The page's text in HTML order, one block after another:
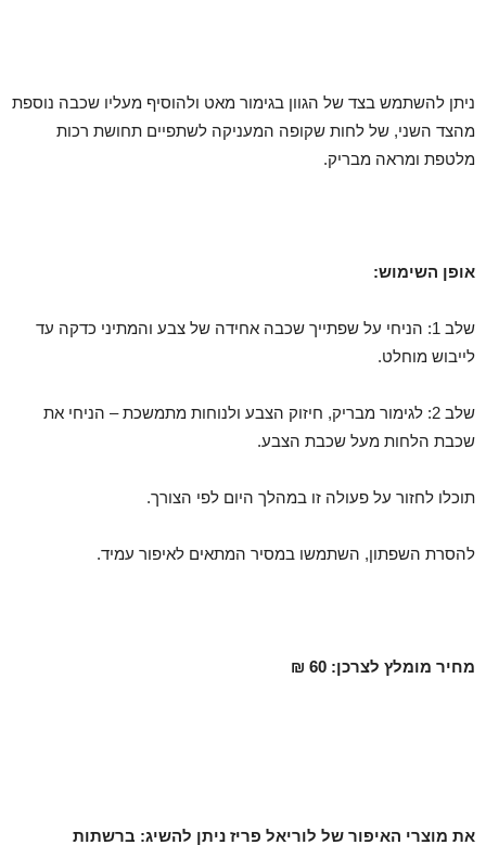
ניתן להשתמש בצד של הגוון בגימור מאט ולהוסיף מעליו שכבה נוספת
מהצד השני, של לחות שקופה המעניקה לשתפיים תחושת רכות
מלטפת ומראה מבריק.
אופן השימוש:
שלב 1: הניחי על שפתייך שכבה אחידה של צבע והמתיני כדקה עד
לייבוש מוחלט.
שלב 2: לגימור מבריק, חיזוק הצבע ולנוחות מתמשכת – הניחי את
שכבת הלחות מעל שכבת הצבע.
תוכלו לחזור על פעולה זו במהלך היום לפי הצורך.
להסרת השפתון, השתמשו במסיר המתאים לאיפור עמיד.
מחיר מומלץ לצרכן: 60 ₪
את מוצרי האיפור של לוריאל פריז ניתן להשיג: ברשתות